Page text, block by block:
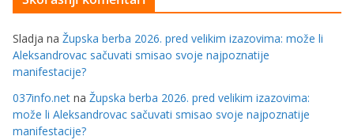
Sladja na Župska berba 2026. pred velikim izazovima: može li
Aleksandrovac sačuvati smisao svoje najpoznatije
manifestacije?
037info.net na Župska berba 2026. pred velikim izazovima:
može li Aleksandrovac sačuvati smisao svoje najpoznatije
manifestacije?